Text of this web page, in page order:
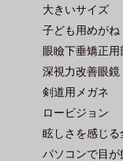
大きいサイズ
子ども用めがね
眼瞼下垂矯正用
深視力改善眼鏡
剣道用メガネ
ロービジョン
眩しさを感じる
パソコンで目が